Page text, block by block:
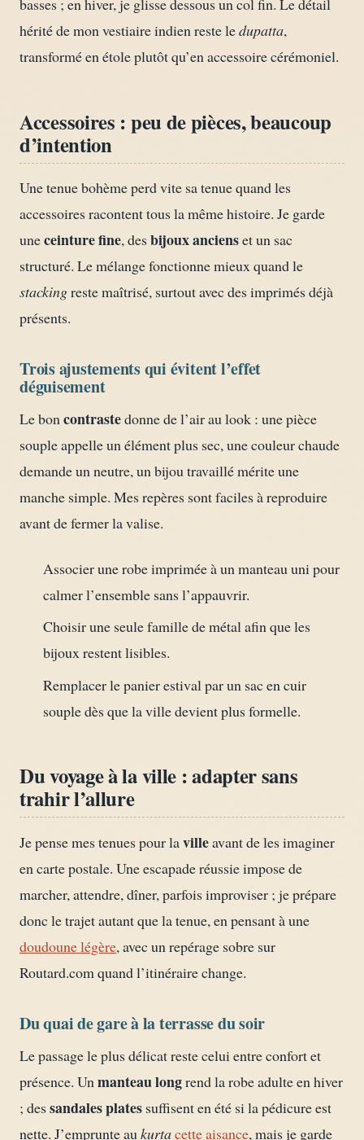
basses ; en hiver, je glisse dessous un col fin. Le détail
hérité de mon vestiaire indien reste ledupatta,
transformé en étole plutôt qu’en accessoire cérémoniel.
Accessoires : peu de pièces, beaucoup
d’intention
Une tenue bohème perd vite sa tenue quand les
accessoires racontent tous la même histoire. Je garde
uneceinture fine, desbijoux ancienset un sac
structuré. Le mélange fonctionne mieux quand le
stackingreste maîtrisé, surtout avec des imprimés déjà
présents.
Trois ajustements qui évitent l’effet
déguisement
Le boncontrastedonne de l’air au look : une pièce
souple appelle un élément plus sec, une couleur chaude
demande un neutre, un bijou travaillé mérite une
manche simple. Mes repères sont faciles à reproduire
avant de fermer la valise.
Associer une robe imprimée à un manteau uni pour
calmer l’ensemble sans l’appauvrir.
Choisir une seule famille de métal afin que les
bijoux restent lisibles.
Remplacer le panier estival par un sac en cuir
souple dès que la ville devient plus formelle.
Du voyage à la ville : adapter sans
trahir l’allure
Je pense mes tenues pour lavilleavant de les imaginer
en carte postale. Une escapade réussie impose de
marcher, attendre, dîner, parfois improviser ; je prépare
donc le trajet autant que la tenue, en pensant à une
doudoune légère, avec un repérage sobre sur
Routard.com quand l’itinéraire change.
Du quai de gare à la terrasse du soir
Le passage le plus délicat reste celui entre confort et
présence. Un manteau longrend la robe adulte en hiver
; dessandales plates suffisent en été si la pédicure est
nette. J’emprunte au kurtacette aisance, mais je garde